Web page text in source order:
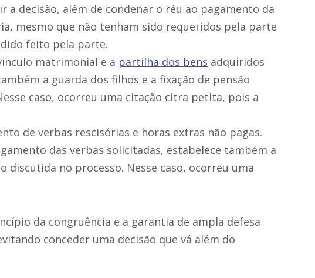
decisão, além de condenar o réu ao pagamento da
mesmo que não tenham sido requeridos pela parte
feito pela parte.
matrimonial e a partilha dos bens adquiridos
a guarda dos filhos e a fixação de pensão
caso, ocorreu uma citação citra petita, pois a
de verbas rescisórias e horas extras não pagas.
das verbas solicitadas, estabelece também a
discutida no processo. Nesse caso, ocorreu uma
da congruência e a garantia de ampla defesa
conceder uma decisão que vá além do